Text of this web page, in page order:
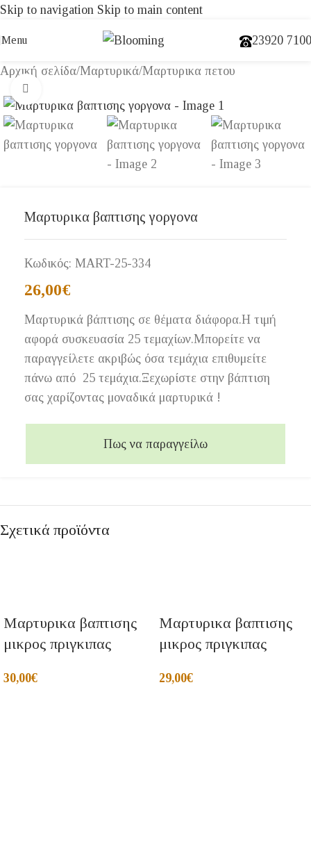
Skip to navigation Skip to main content
Menu 23920
Αρχική σελίδα/Μαρτυρικά/Μαρτυρικα πετου
Μαρτυρικα βαπτισης γοργονα
Κωδικός: MART-25-334
26,00€
Μαρτυρικά βάπτισης σε θέματα διάφορα.Η τιμή
αφορά συσκευασία 25 τεμαχίων.Μπορείτε να
παραγγείλετε ακριβώς όσα τεμάχια επιθυμείτε
πάνω από 25 τεμάχια.Ξεχωρίστε στην βάπτιση
σας χαρίζοντας μοναδικά μαρτυρικά !
Πως να παραγγείλω
Σχετικά προϊόντα
Μαρτυρικα βαπτισης
μικρος πριγκιπας
30,00€
Μαρτυρικα βαπτισης
μικρος πριγκιπας
29,00€